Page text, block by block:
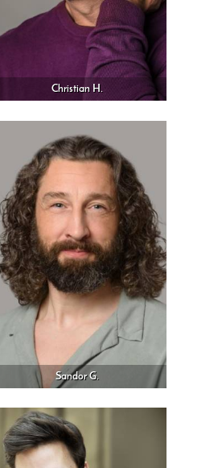
Christian H.
Sandor G.